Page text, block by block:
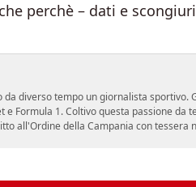
perchè – dati e
diverso tempo un giornalista sportivo.
e Formula 1. Coltivo questa passione
all'Ordine della Campania con tessera